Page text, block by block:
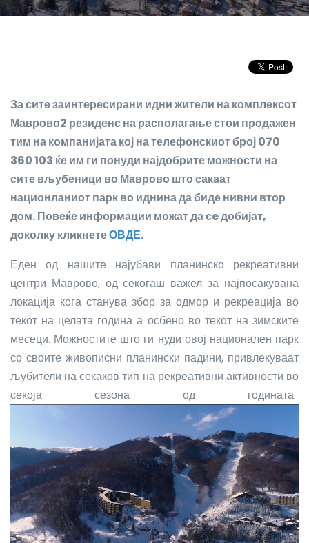
За сите заинтересирани идни жители на комплексот
Маврово2 резиденс на располагање стои продажен
тим на компанијата кој на телефонскиот број 070
360 103 ќе им ги понуди најдобрите можности на
сите вљубеници во Маврово што сакаат
национланиот парк во иднина да биде нивни втор
дом.Повеќе информации можат да сe добијат,
доколку кликнетеОВДЕ.
Еден од нашите најубави планинско рекреативни
центри Маврово, од секогаш важел за најпосакувана
локација кога станува збор за одмор и рекреација во
текот на целата година а осбено во текот на зимските
месеци. Можностите што ги нуди овој национален парк
со своите живописни планински падини, привлекуваат
љубители на секаков тип на рекреативни активности во
секоја сезона од годината.